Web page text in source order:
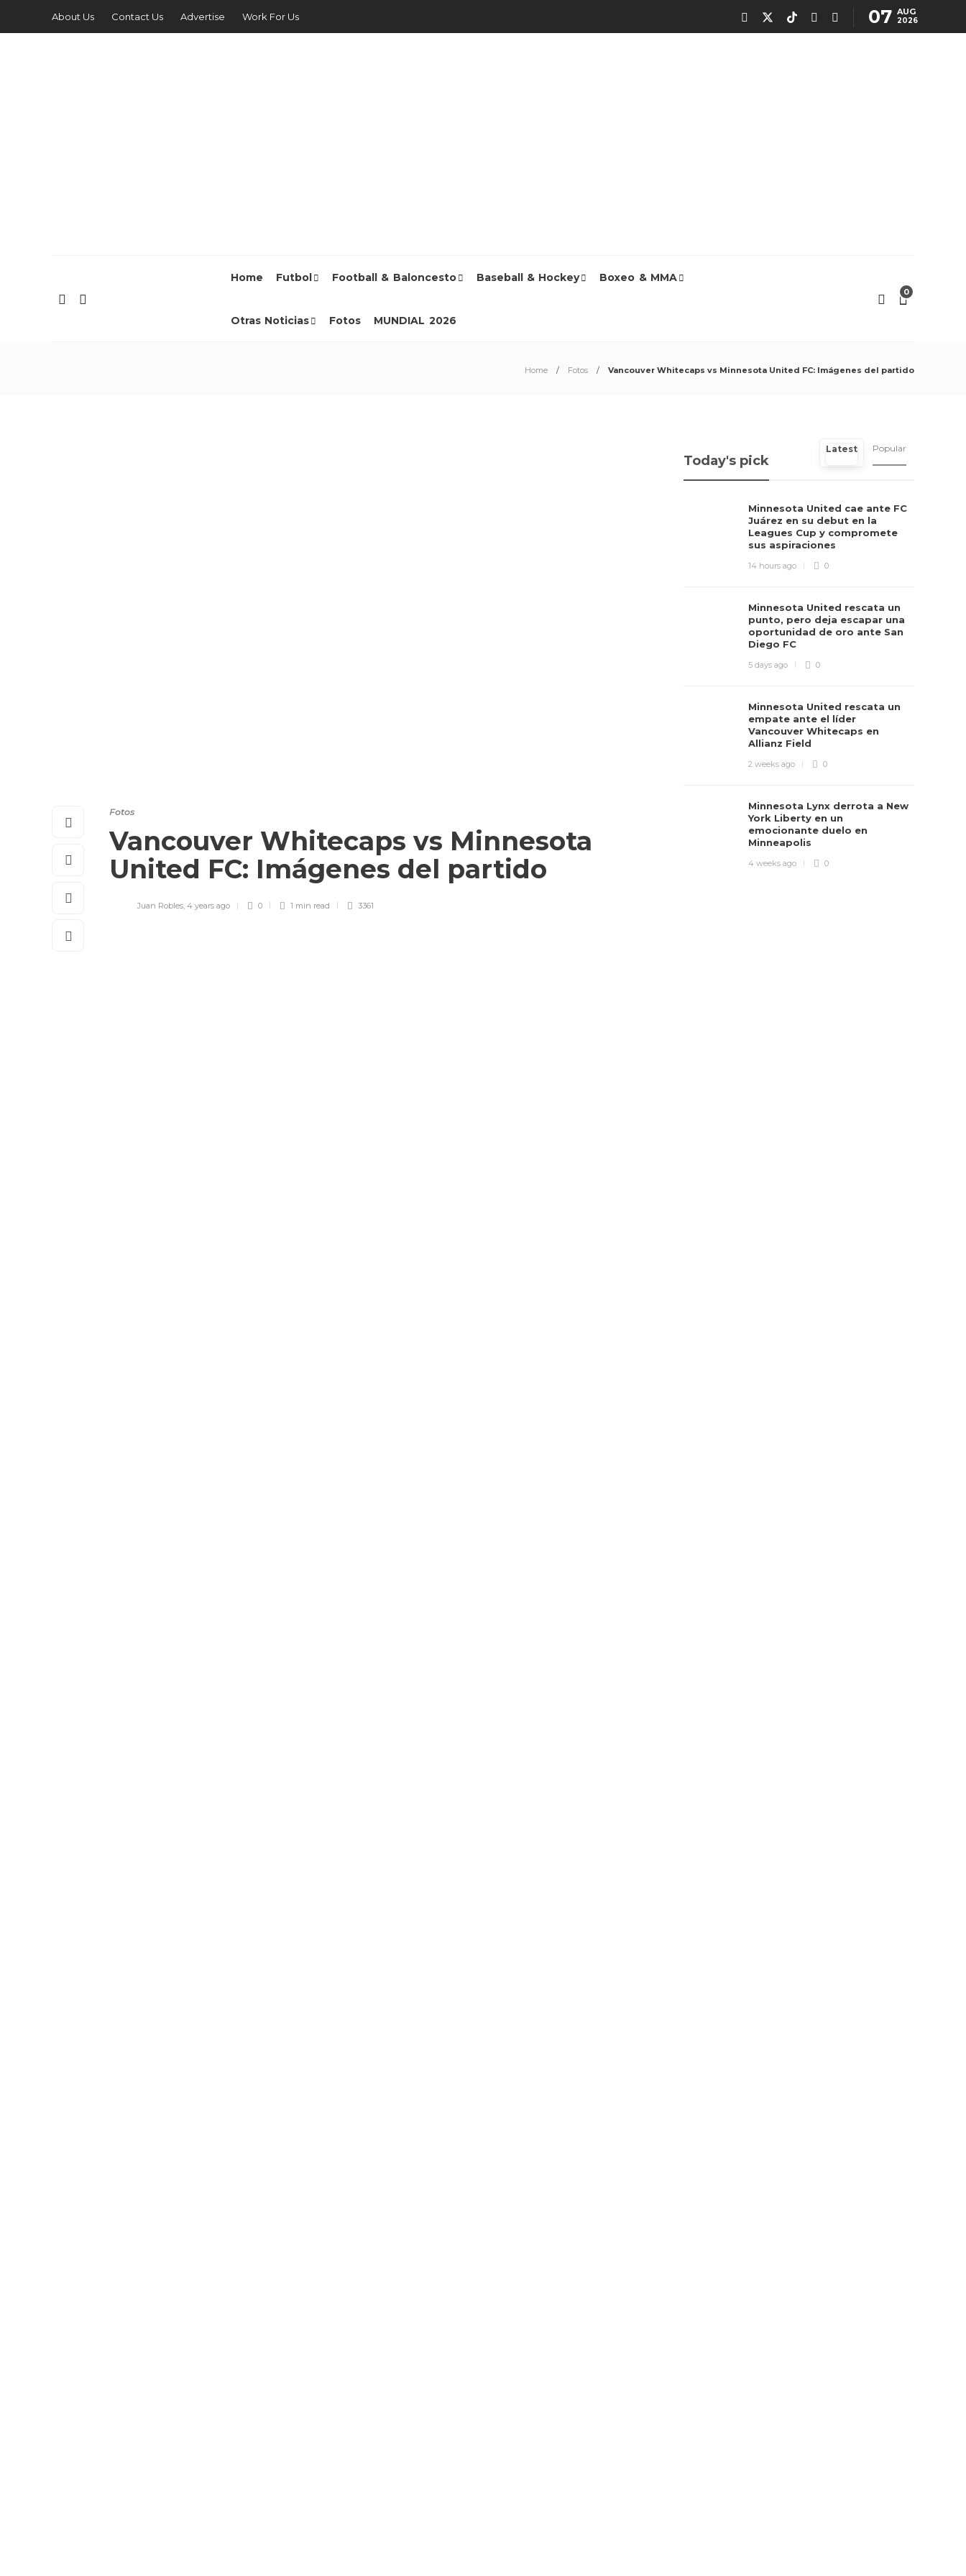
About Us Contact Us Advertise Work For Us 07 AUG
2026
Home Futbol Football & Baloncesto Baseball & Hockey Boxeo & MMA
Otras Noticias Fotos MUNDIAL 2026
0
Home Fotos Vancouver Whitecaps vs Minnesota United FC: Imágenes del partido
Fotos
Vancouver Whitecaps vs Minnesota
United FC: Imágenes del partido
Juan Robles, 4 years ago 0 1 min read 3361
Today's pick
Latest Popular
Minnesota United cae ante FC
Juárez en su debut en la
Leagues Cup y compromete
sus aspiraciones
14 hours ago 0
Minnesota United rescata un
punto, pero deja escapar una
oportunidad de oro ante San
Diego FC
5 days ago 0
Minnesota United rescata un
empate ante el líder
Vancouver Whitecaps en
Allianz Field
2 weeks ago 0
Minnesota Lynx derrota a New
York Liberty en un
emocionante duelo en
Minneapolis
4 weeks ago 0